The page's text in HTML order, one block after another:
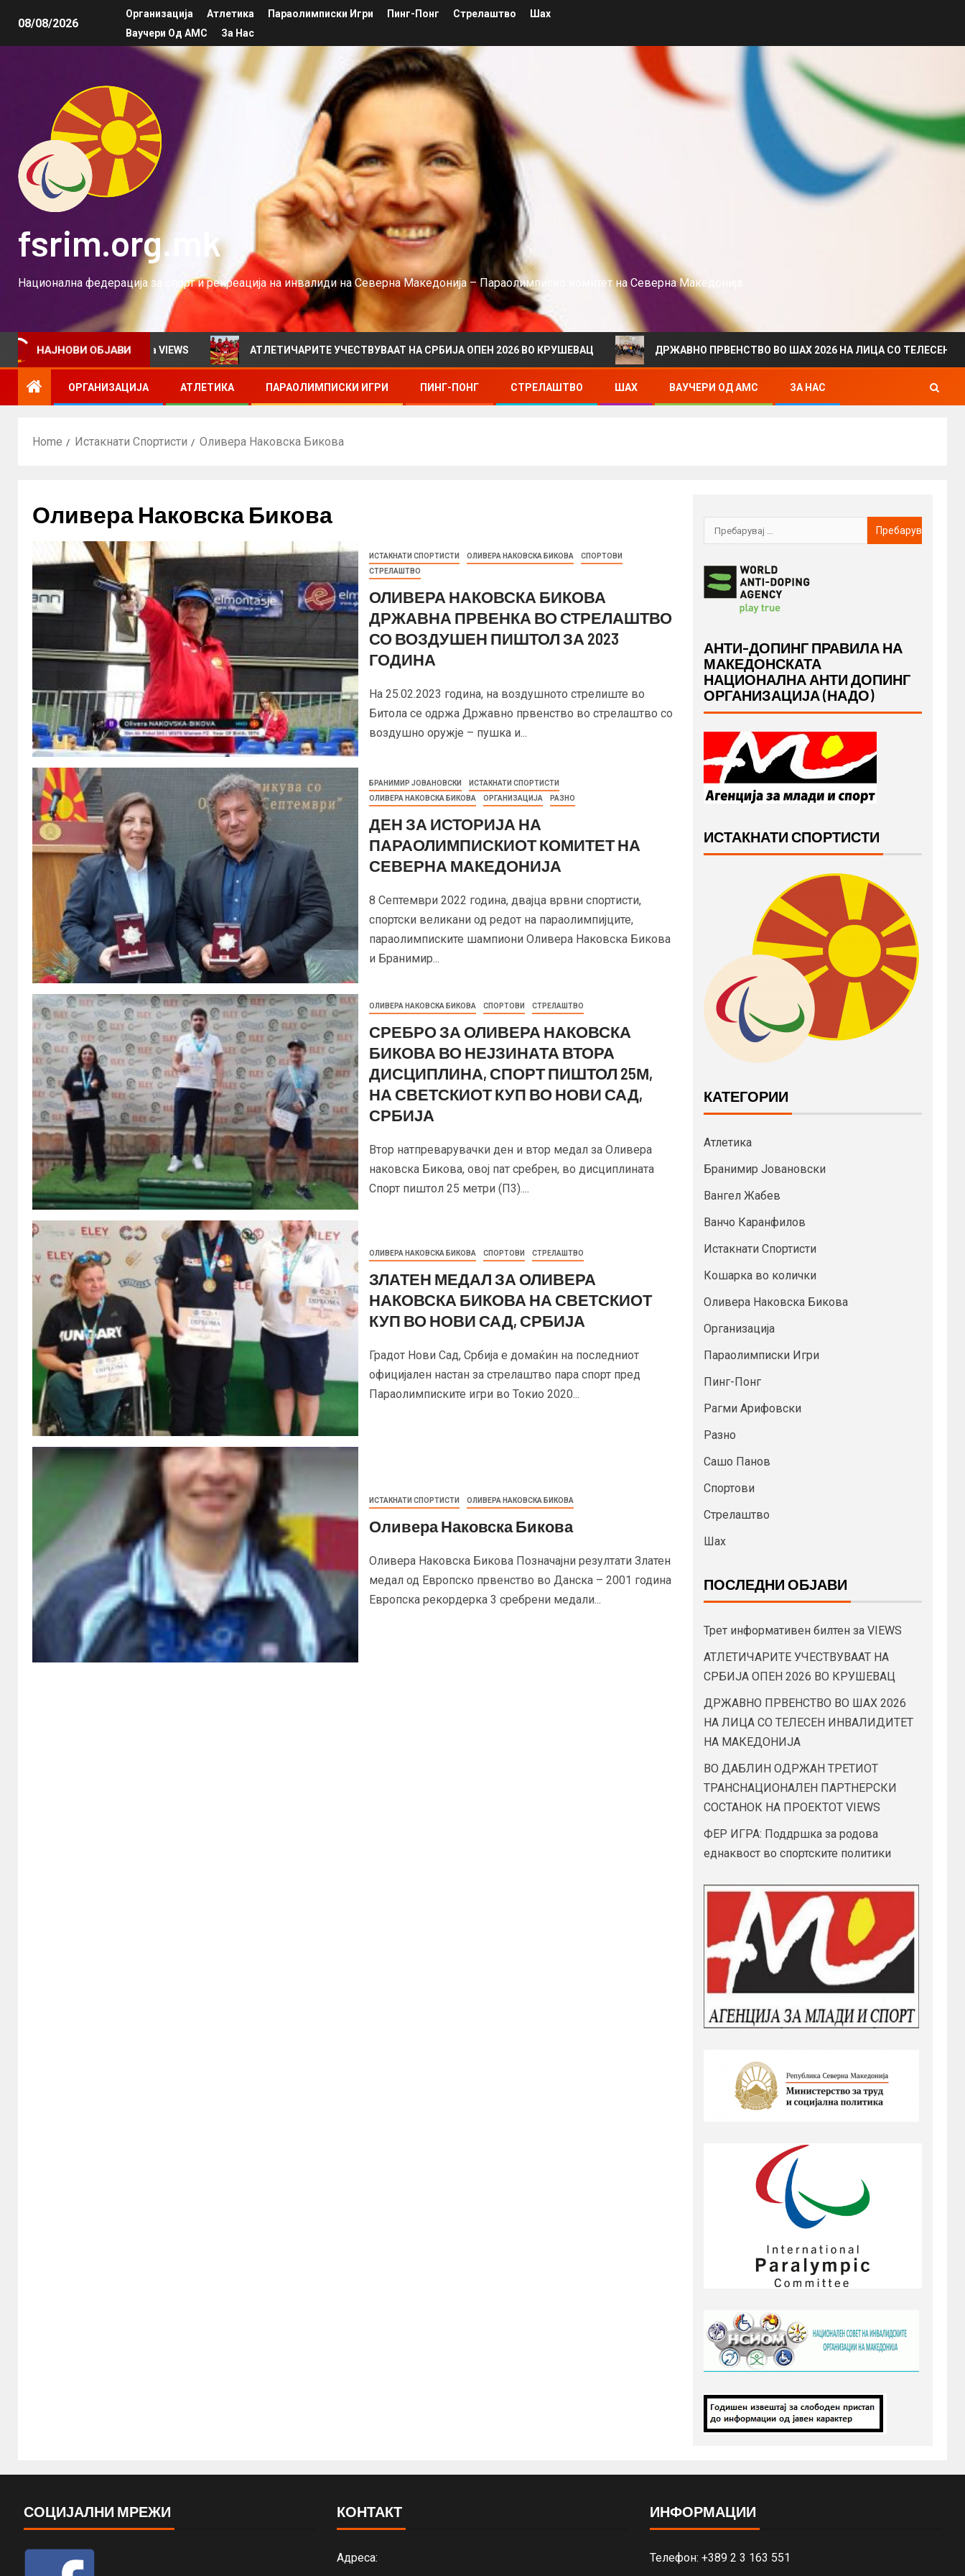
08/08/2026
Организација Атлетика Параолимписки Игри Пинг-Понг Стрелаштво
Шах
Ваучери Од АМС
За Нас
fsrim.org.mk
Национална федерација за спорт и рекреација на инвалиди на Северна Македонија – Параолимписко комитет на Северна Македонија
НАЈНОВИ ОБЈАВИ
билтен за VIEWS АТЛЕТИЧАРИТЕ УЧЕСТВУВААТ НА СРБИЈА ОПЕН 2026 ВО КРУШЕВАЦ ДРЖАВНО ПРВЕНСТВО ВО ШАХ 2026 НА ЛИЦА СО ТЕЛЕСЕН
ОРГАНИЗАЦИЈА АТЛЕТИКА ПАРАОЛИМПИСКИ ИГРИ ПИНГ-ПОНГ СТРЕЛАШТВО ШАХ ВАУЧЕРИ ОД АМС ЗА НАС
Home Истакнати Спортисти Оливера Наковска Бикова
Оливера Наковска Бикова
ИСТАКНАТИ СПОРТИСТИ ОЛИВЕРА НАКОВСКА БИКОВА
СПОРТОВИ
СТРЕЛАШТВО
ОЛИВЕРА НАКОВСКА БИКОВА
ДРЖАВНА ПРВЕНКА ВО СТРЕЛАШТВО
СО ВОЗДУШЕН ПИШТОЛ ЗА 2023
ГОДИНА
На 25.02.2023 година, на воздушното стрелиште во
Битола се одржа Државно првенство во стрелаштво со
воздушно оружје – пушка и...
БРАНИМИР ЈОВАНОВСКИ
ИСТАКНАТИ СПОРТИСТИ
ОЛИВЕРА НАКОВСКА БИКОВА
ОРГАНИЗАЦИЈА РАЗНО
ДЕН ЗА ИСТОРИЈА НА
ПАРАОЛИМПИСКИОТ КОМИТЕТ НА
СЕВЕРНА МАКЕДОНИЈА
8 Септември 2022 година, двајца врвни спортисти,
спортски великани од редот на параолимпијците,
параолимписките шампиони Оливера Наковска Бикова
и Бранимир...
ОЛИВЕРА НАКОВСКА БИКОВА СПОРТОВИ СТРЕЛАШТВО
СРЕБРО ЗА ОЛИВЕРА НАКОВСКА
БИКОВА ВО НЕЈЗИНАТА ВТОРА
ДИСЦИПЛИНА, СПОРТ ПИШТОЛ 25М,
НА СВЕТСКИОТ КУП ВО НОВИ САД,
СРБИЈА
Втор натпреварувачки ден и втор медал за Оливера
наковска Бикова, овој пат сребрен, во дисциплината
Спорт пиштол 25 метри (П3)....
ОЛИВЕРА НАКОВСКА БИКОВА СПОРТОВИ СТРЕЛАШТВО
ЗЛАТЕН МЕДАЛ ЗА ОЛИВЕРА
НАКОВСКА БИКОВА НА СВЕТСКИОТ
КУП ВО НОВИ САД, СРБИЈА
Градот Нови Сад, Србија е домаќин на последниот
официјален настан за стрелаштво пара спорт пред
Параолимписките игри во Токио 2020...
ИСТАКНАТИ СПОРТИСТИ ОЛИВЕРА НАКОВСКА БИКОВА
Оливера Наковска Бикова
Оливера Наковска Бикова Позначајни резултати Златен
медал од Европско првенство во Данска – 2001 година
Европска рекордерка 3 сребрени медали...
АНТИ-ДОПИНГ ПРАВИЛА НА
МАКЕДОНСКАТА
НАЦИОНАЛНА АНТИ ДОПИНГ
ОРГАНИЗАЦИЈА (НАДО)
ИСТАКНАТИ СПОРТИСТИ
КАТЕГОРИИ
Атлетика
Бранимир Јовановски
Вангел Жабев
Ванчо Каранфилов
Истакнати Спортисти
Кошарка во колички
Оливера Наковска Бикова
Организација
Параолимписки Игри
Пинг-Понг
Рагми Арифовски
Разно
Сашо Панов
Спортови
Стрелаштво
Шах
ПОСЛЕДНИ ОБЈАВИ
Трет информативен билтен за VIEWS
АТЛЕТИЧАРИТЕ УЧЕСТВУВААТ НА
СРБИЈА ОПЕН 2026 ВО КРУШЕВАЦ
ДРЖАВНО ПРВЕНСТВО ВО ШАХ 2026
НА ЛИЦА СО ТЕЛЕСЕН ИНВАЛИДИТЕТ
НА МАКЕДОНИЈА
ВО ДАБЛИН ОДРЖАН ТРЕТИОТ
ТРАНСНАЦИОНАЛЕН ПАРТНЕРСКИ
СОСТАНОК НА ПРОЕКТОТ VIEWS
ФЕР ИГРА: Поддршка за родова
еднаквост во спортските политики
СОЦИЈАЛНИ МРЕЖИ КОНТАКТ
Адреса:
ИНФОРМАЦИИ
Телефон: +389 2 3 163 551